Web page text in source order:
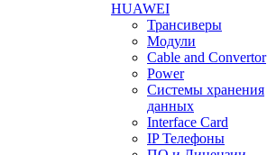
HUAWEI
Трансиверы
Модули
Cable and Convertor
Power
Системы хранения
данных
Interface Card
IP Телефоны